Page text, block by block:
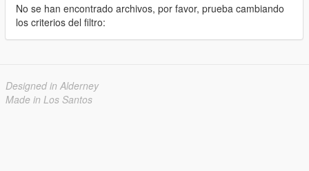
No se han encontrado archivos, por favor, prueba cambiando
los criterios del filtro:
Designed in Alderney
Made in Los Santos